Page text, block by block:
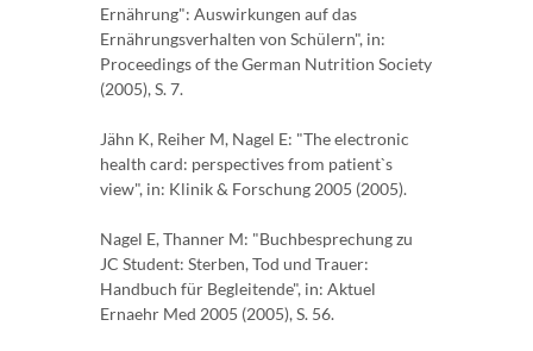
Ernährung": Auswirkungen auf das
Ernährungsverhalten von Schülern", in:
Proceedings of the German Nutrition Society
(2005), S. 7.
Jähn K, Reiher M, Nagel E: "The electronic
health card: perspectives from patient`s
view", in: Klinik & Forschung 2005 (2005).
Nagel E, Thanner M: "Buchbesprechung zu
JC Student: Sterben, Tod und Trauer:
Handbuch für Begleitende", in: Aktuel
Ernaehr Med 2005 (2005), S. 56.